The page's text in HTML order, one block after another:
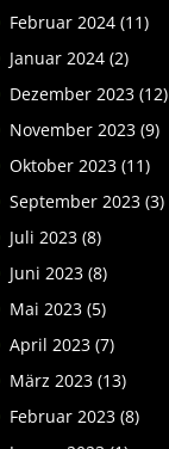
Februar 2024(11)
Januar 2024(2)
Dezember 2023(12)
November 2023(9)
Oktober 2023(11)
September 2023(3)
Juli 2023(8)
Juni 2023(8)
Mai 2023(5)
April 2023(7)
März 2023(13)
Februar 2023(8)